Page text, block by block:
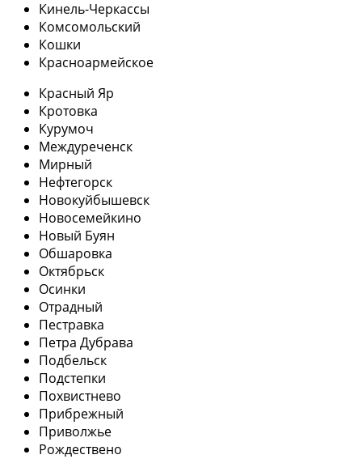
Кинель-Черкассы
Комсомольский
Кошки
Красноармейское
Красный Яр
Кротовка
Курумоч
Междуреченск
Мирный
Нефтегорск
Новокуйбышевск
Новосемейкино
Новый Буян
Обшаровка
Октябрьск
Осинки
Отрадный
Пестравка
Петра Дубрава
Подбельск
Подстепки
Похвистнево
Прибрежный
Приволжье
Рождествено